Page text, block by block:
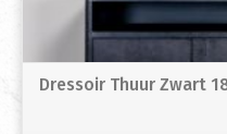
Dressoir Thuur Zwart